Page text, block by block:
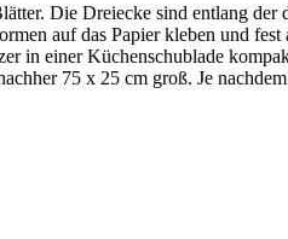
Die Dreiecke sind entlang
auf das Papier kleben und
in einer Küchenschublade
75 x 25 cm groß. Je